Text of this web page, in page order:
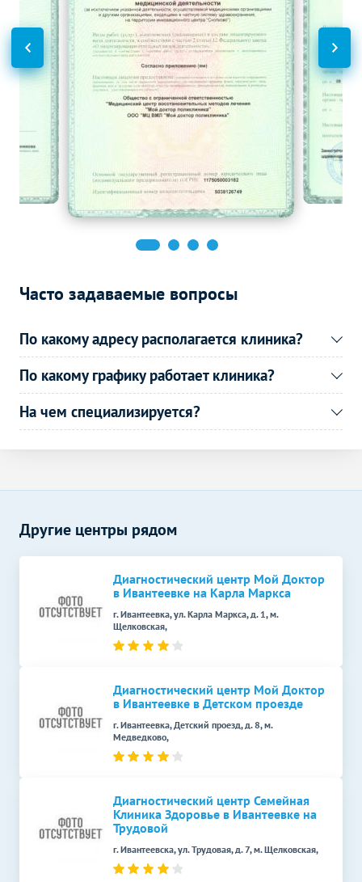
(маммография)
3900р. -
Функциональная
диагностика Без контраста С контрастом
Суточное ЭКГ
мониторирование (по
Холтеру)
5990р.
Эндоскопические методы
исследования С контрастом
Кольпоскопия 2475 р.
Ректороманоскопия
3210р. -
Без контраста
Часто задаваемые вопросы
По какому адресу располагается клиника?
По какому графику работает клиника?
На чем специализируется?
Другие центры рядом
Диагностический центр Мой Доктор
в Ивантеевке на Карла Маркса
г. Ивантеевка, ул. Карла Маркса, д. 1, м.
Щелковская,
Диагностический центр Мой Доктор
в Ивантеевке в Детском проезде
г. Ивантеевка, Детский проезд, д. 8, м.
Медведково,
Диагностический центр Семейная
Клиника Здоровье в Ивантеевке на
Трудовой
г. Ивантеевска, ул. Трудовая, д. 7, м. Щелковская,